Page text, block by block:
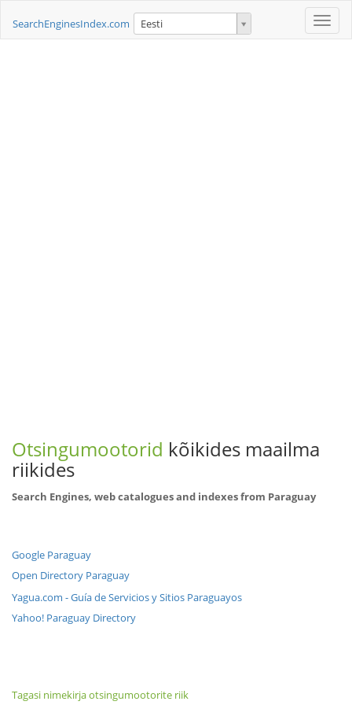
Toggle
SearchEnginesIndex.com Eesti
Otsingumootorid kõikides maailma
riikides
Search Engines, web catalogues and indexes from Paraguay
Google Paraguay
Open Directory Paraguay
Yagua.com - Guía de Servicios y Sitios Paraguayos
Yahoo! Paraguay Directory
Tagasi nimekirja otsingumootorite riik